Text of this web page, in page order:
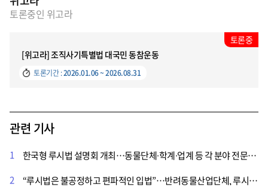
토론중인 위고라
토론중
[위고라] 조직사기특별법 대국민 동참운동
토론기간 :2026.01.06 ~ 2026.08.31
관련 기사
1
한국형 루시법 설명회 개최…동물단체∙학계∙업계 등 각 분야 전문가 한자리에
2
“루시법은 불공정하고 편파적인 입법”…반려동물산업단체, 루시법 철회 촉구